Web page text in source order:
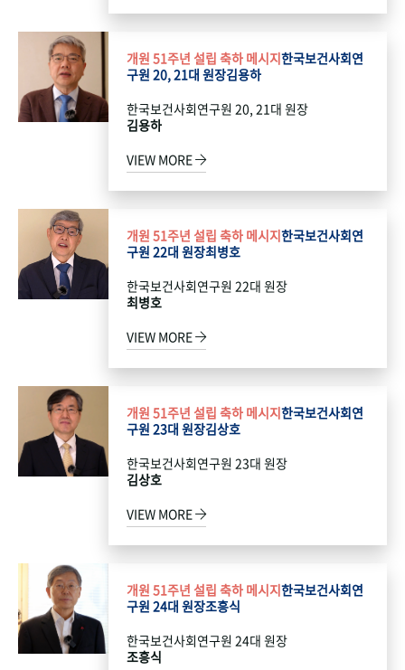
개원 51주년 설립 축하 메시지한국보건사회연
구원 20, 21대 원장김용하
한국보건사회연구원 20, 21대 원장
김용하
VIEW MORE
개원 51주년 설립 축하 메시지한국보건사회연
구원 22대 원장최병호
한국보건사회연구원 22대 원장
최병호
VIEW MORE
개원 51주년 설립 축하 메시지한국보건사회연
구원 23대 원장김상호
한국보건사회연구원 23대 원장
김상호
VIEW MORE
개원 51주년 설립 축하 메시지한국보건사회연
구원 24대 원장조흥식
한국보건사회연구원 24대 원장
조흥식